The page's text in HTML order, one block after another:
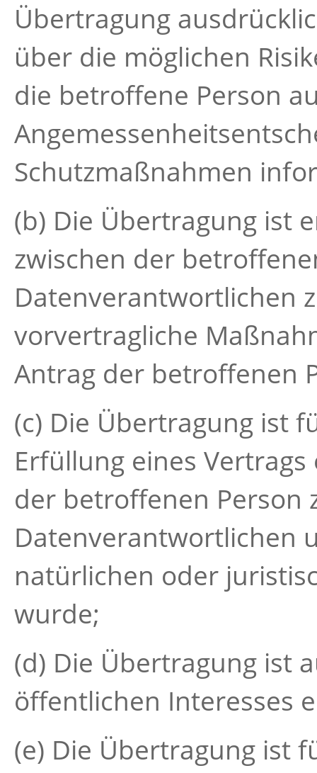
Übertragung
über die möglichen
die betroffene Person
Schutzmaßnahmen
(b) Die Übertragung ist
zwischen der
Datenverantwortlichen
vorvertragliche
Antrag der betroffenen
(c) Die Übertragung ist
Erfüllung eines
der betroffenen Person
Datenverantwortlichen
natürlichen oder
wurde;
(d) Die Übertragung ist
öffentlichen Interesses
(e) Die Übertragung ist